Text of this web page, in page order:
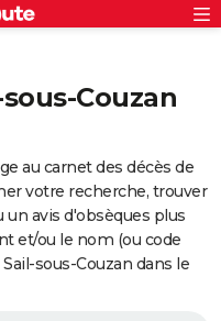
Couzan
au carnet des décès de
votre recherche, trouver
un avis d'obsèques plus
et/ou le nom (ou code
sous-Couzan dans le